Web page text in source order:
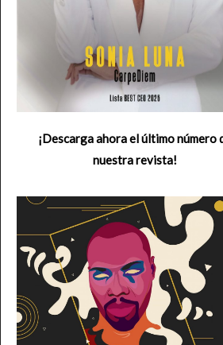
¡Descarga ahora el último número
nuestra revista!